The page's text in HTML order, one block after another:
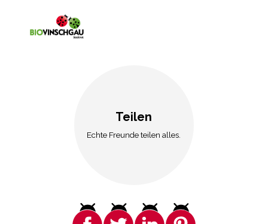
Teilen
Echte Freunde teilen alles.